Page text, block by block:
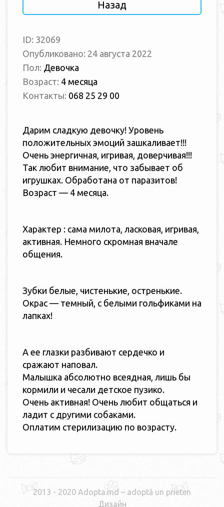
Назад
ID: 32069
Опубликовано: 24 августа 2022
Пол: Девочка
Возраст: 4 месяца
Контакты: 068 25 29 00
Дарим сладкую девочку! Уровень
положительных эмоций зашкаливает!!!
Очень энергичная, игривая, доверчивая!!!
Так любит внимание, что забывает об
игрушках. Обработана от паразитов!
Возраст — 4 месяца.
Характер : сама милота, ласковая, игривая,
активная. Немного скромная вначале
общения.
Зубки белые, чистенькие, остренькие.
Окрас — темный, с белыми гольфиками на
лапках!
А ее глазки разбивают сердечко и
сражают наповал.
Малышка абсолютно всеядная, лишь бы
кормили и чесали детское пузико.
Очень активная! Очень любит общаться и
ладит с другими собаками.
Оплатим стерилизацию по возрасту.
2013 - 2020 Adopta.md – adoptă un prieten
Дизайн